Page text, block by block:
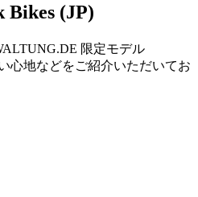
Bikes (JP)
限定モデル
心地などをご紹介いただいてお